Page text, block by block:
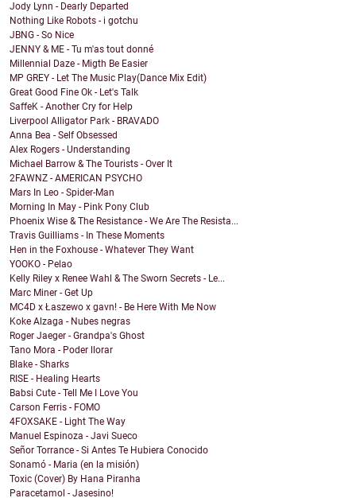
Jody Lynn - Dearly Departed
Nothing Like Robots - i gotchu
JBNG - So Nice
JENNY & ME - Tu m'as tout donné
Millennial Daze - Migth Be Easier
MP GREY - Let The Music Play(Dance Mix Edit)
Great Good Fine Ok - Let's Talk
SaffeK - Another Cry for Help
Liverpool Alligator Park - BRAVADO
Anna Bea - Self Obsessed
Alex Rogers - Understanding
Michael Barrow & The Tourists - Over It
2FAWNZ - AMERICAN PSYCHO
Mars In Leo - Spider-Man
Morning In May - Pink Pony Club
Phoenix Wise & The Resistance - We Are The Resista...
Travis Guilliams - In These Moments
Hen in the Foxhouse - Whatever They Want
YOOKO - Pelao
Kelly Riley x Renee Wahl & The Sworn Secrets - Le...
Marc Miner - Get Up
MC4D x Łaszewo x gavn! - Be Here With Me Now
Koke Alzaga - Nubes negras
Roger Jaeger - Grandpa's Ghost
Tano Mora - Poder llorar
Blake - Sharks
RISE - Healing Hearts
Babsi Cute - Tell Me I Love You
Carson Ferris - FOMO
4FOXSAKE - Light The Way
Manuel Espinoza - Javi Sueco
Señor Torrance - Si Antes Te Hubiera Conocido
Sonamó - Maria (en la misión)
Toxic (Cover) By Hana Piranha
Paracetamol - Jasesino!